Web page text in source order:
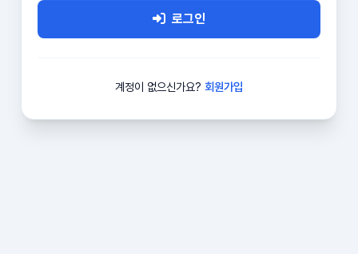
로그인
계정이 없으신가요? 회원가입